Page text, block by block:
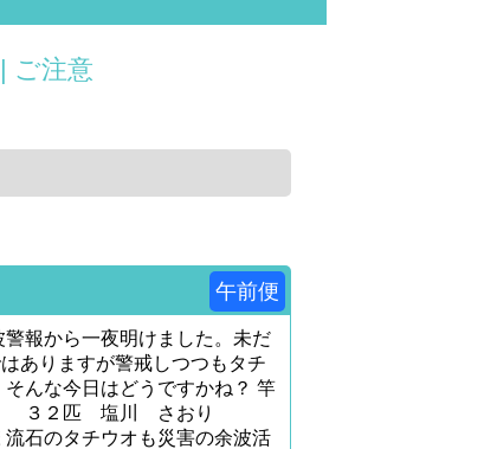
ご注意
午前便
報から一夜明けました。未だ
ありますが警戒しつつもタチ
んな今日はどうですかね？ 竿
２匹 塩川 さおり
のタチウオも災害の余波活